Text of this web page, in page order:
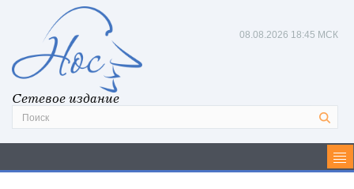
Сетевое издание
08.08.2026 18:45 МСК